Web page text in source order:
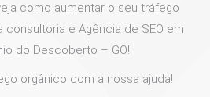
como aumentar o seu tráfego
e Agência de SEO em
do Descoberto – GO!
orgânico com a nossa ajuda!